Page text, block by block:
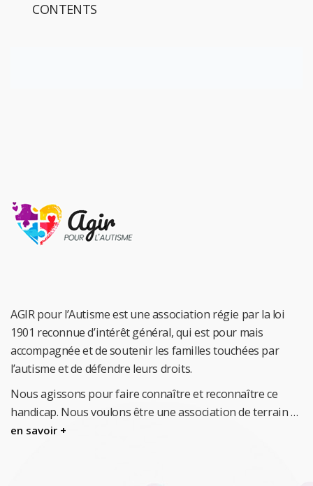
CONTENTS
AGIR pour l’Autisme est une association régie par la loi
1901 reconnue d’intérêt général, qui est pour mais
accompagnée et de soutenir les familles touchées par
l’autisme et de défendre leurs droits.
Nous agissons pour faire connaître et reconnaître ce
handicap. Nous voulons être une association de terrain …
en savoir +